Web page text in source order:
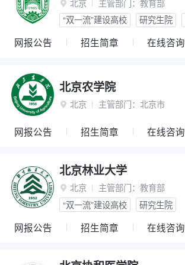
 北京 主管部门： 教育部
“双一流”建设高校
研究生院
网报公告 招生简章 在线咨询
北京农学院
 北京 主管部门： 北京市
网报公告 招生简章 在线咨询
北京林业大学
 北京 主管部门： 教育部
“双一流”建设高校
研究生院
网报公告 招生简章 在线咨询